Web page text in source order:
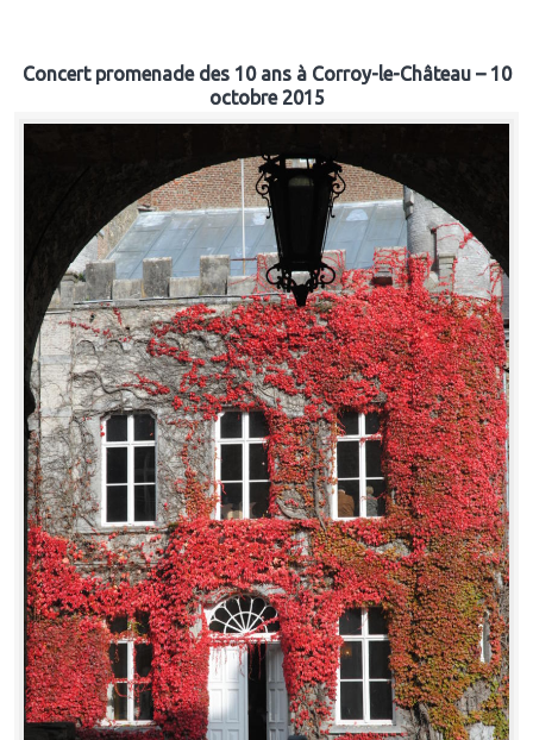
Concert promenade des 10 ans à Corroy-le-Château – 10
octobre 2015